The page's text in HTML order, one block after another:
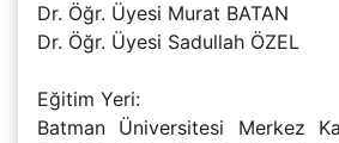
Dr. Öğr. Üyesi Murat BATAN
Dr. Öğr. Üyesi Sadullah ÖZEL
Eğitim Yeri:
Batman Üniversitesi Merkez